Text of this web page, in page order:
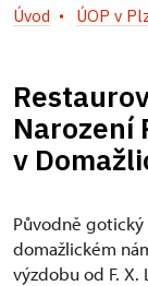
Úvod ÚOP v
Narození
v
Původně gotický
domažlickém
výzdobu od F.